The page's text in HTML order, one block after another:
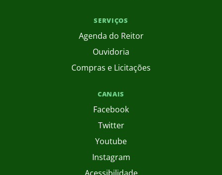
SERVIÇOS
Agenda do Reitor
Ouvidoria
Compras e Licitações
CANAIS
Facebook
Twitter
Youtube
Instagram